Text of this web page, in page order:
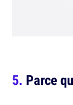
Parce